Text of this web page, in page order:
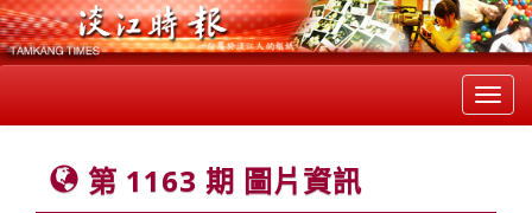
第 1163 期 圖片資訊